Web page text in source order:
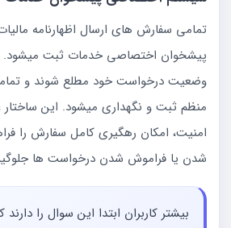
پیشخوان اختصاصی خدمات ثبت میشود.
وضعیت درخواست خود مطلع شوند و
منظم ثبت و نگهداری میشود. این ساختار
امنیت، امکان رهگیری کامل سفارش را
شدن یا فراموش شدن درخواست ها
بیشتر کاربران ابتدا این سوال را